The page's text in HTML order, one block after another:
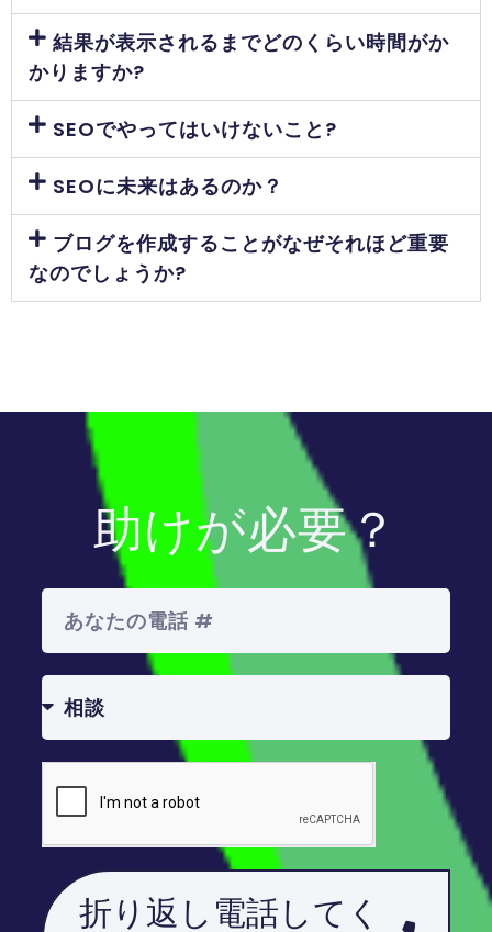
結果が表示されるまでどのくらい時間がか
かりますか?
SEOでやってはいけないこと?
SEOに未来はあるのか？
ブログを作成することがなぜそれほど重要
なのでしょうか?
助けが必要？
折り返し電話してく